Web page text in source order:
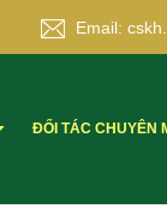
Email:
ĐỐI TÁC CHUYÊN